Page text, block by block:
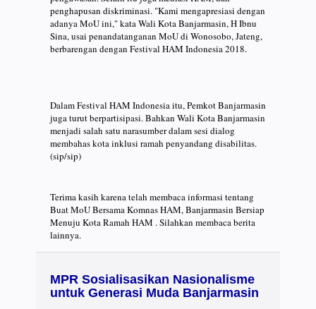
penghapusan diskriminasi. "Kami mengapresiasi dengan
adanya MoU ini," kata Wali Kota Banjarmasin, H Ibnu
Sina, usai penandatanganan MoU di Wonosobo, Jateng,
berbarengan dengan Festival HAM Indonesia 2018.
Dalam Festival HAM Indonesia itu, Pemkot Banjarmasin
juga turut berpartisipasi. Bahkan Wali Kota Banjarmasin
menjadi salah satu narasumber dalam sesi dialog
membahas kota inklusi ramah penyandang disabilitas.
(sip/sip)
Terima kasih karena telah membaca informasi tentang
Buat MoU Bersama Komnas HAM, Banjarmasin Bersiap
Menuju Kota Ramah HAM . Silahkan membaca berita
lainnya.
MPR Sosialisasikan Nasionalisme
untuk Generasi Muda Banjarmasin